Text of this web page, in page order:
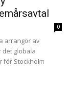
0
arrangör av
det globala
för Stockholm